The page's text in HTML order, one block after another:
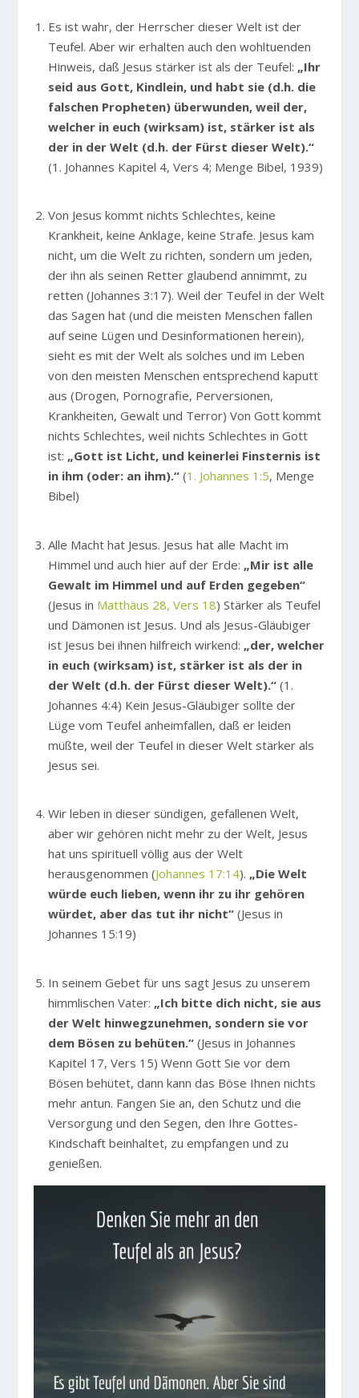
Es ist wahr, der Herrscher dieser Welt ist der
Teufel. Aber wir erhalten auch den wohltuenden
Hinweis, daß Jesus stärker ist als der Teufel: „Ihr
seid aus Gott, Kindlein, und habt sie (d.h. die
falschen Propheten) überwunden, weil der,
welcher in euch (wirksam) ist, stärker ist als
der in der Welt (d.h. der Fürst dieser Welt).“
(1. Johannes Kapitel 4, Vers 4; Menge Bibel, 1939)
Von Jesus kommt nichts Schlechtes, keine
Krankheit, keine Anklage, keine Strafe. Jesus kam
nicht, um die Welt zu richten, sondern um jeden,
der ihn als seinen Retter glaubend annimmt, zu
retten (Johannes 3:17). Weil der Teufel in der Welt
das Sagen hat (und die meisten Menschen fallen
auf seine Lügen und Desinformationen herein),
sieht es mit der Welt als solches und im Leben
von den meisten Menschen entsprechend kaputt
aus (Drogen, Pornografie, Perversionen,
Krankheiten, Gewalt und Terror) Von Gott kommt
nichts Schlechtes, weil nichts Schlechtes in Gott
ist: „Gott ist Licht, und keinerlei Finsternis ist
in ihm (oder: an ihm).“(1. Johannes 1:5, Menge
Bibel)
Alle Macht hat Jesus. Jesus hat alle Macht im
Himmel und auch hier auf der Erde: „Mir ist alle
Gewalt im Himmel und auf Erden gegeben“
(Jesus in Matthäus 28, Vers 18) Stärker als Teufel
und Dämonen ist Jesus. Und als Jesus-Gläubiger
ist Jesus bei ihnen hilfreich wirkend: „der, welcher
in euch (wirksam) ist, stärker ist als der in
der Welt (d.h. der Fürst dieser Welt).“(1.
Johannes 4:4) Kein Jesus-Gläubiger sollte der
Lüge vom Teufel anheimfallen, daß er leiden
müßte, weil der Teufel in dieser Welt stärker als
Jesus sei.
Wir leben in dieser sündigen, gefallenen Welt,
aber wir gehören nicht mehr zu der Welt, Jesus
hat uns spirituell völlig aus der Welt
herausgenommen (Johannes 17:14). „Die Welt
würde euch lieben, wenn ihr zu ihr gehören
würdet, aber das tut ihr nicht“(Jesus in
Johannes 15:19)
In seinem Gebet für uns sagt Jesus zu unserem
himmlischen Vater: „Ich bitte dich nicht, sie aus
der Welt hinwegzunehmen, sondern sie vor
dem Bösen zu behüten.“(Jesus in Johannes
Kapitel 17, Vers 15) Wenn Gott Sie vor dem
Bösen behütet, dann kann das Böse Ihnen nichts
mehr antun. Fangen Sie an, den Schutz und die
Versorgung und den Segen, den Ihre Gottes-
Kindschaft beinhaltet, zu empfangen und zu
genießen.